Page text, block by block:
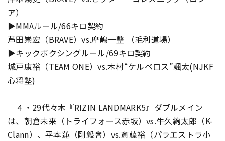
ア）
▶MMAルール/66キロ契約
芦田崇宏（BRAVE）vs.摩嶋一整 （毛利道場）
▶キックボクシングルール/69キロ契約
城戸康裕（TEAM ONE）vs.木村“ケルベロス”颯太(NJKF
心将塾)
４・29代々木『RIZIN LANDMARK5』ダブルメイン
は、朝倉未来（トライフォース赤坂）vs.牛久絢太郎（K-
Clann）、平本蓮（剛毅會）vs.斎藤裕（パラエストラ小